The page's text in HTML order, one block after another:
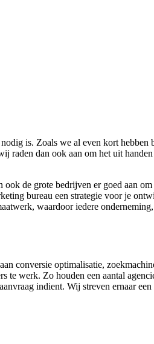
is. Zoals we al even kort hebben
raden dan ook aan om het uit
de grote bedrijven er goed aan om
bureau een strategie voor je
waardoor iedere
conversie optimalisatie,
te werk. Zo houden een aantal
indient. Wij streven ernaar